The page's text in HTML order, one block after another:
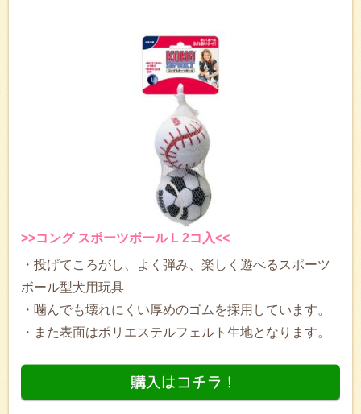
>>コング スポーツボール L 2コ入<<
・投げてころがし、よく弾み、楽しく遊べるスポーツ
ボール型犬用玩具
・噛んでも壊れにくい厚めのゴムを採用しています。
・また表面はポリエステルフェルト生地となります。